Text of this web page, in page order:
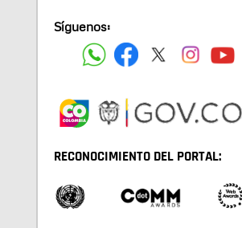
Síguenos:
RECONOCIMIENTO DEL PORTAL: